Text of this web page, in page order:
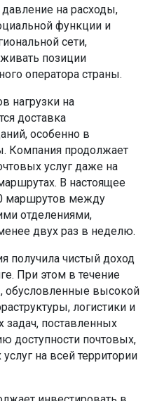
на расходы,
функции и
сети,
позиции
оператора страны.
нагрузки на
доставка
особенно в
Компания продолжает
услуг даже на
В настоящее
маршрутов между
отделениями,
двух раз в неделю.
получила чистый доход
При этом в течение
обусловленные высокой
логистики и
задач, поставленных
доступности почтовых,
на всей территории